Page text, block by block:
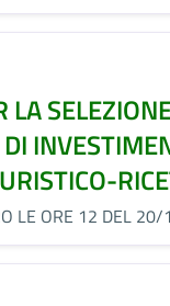
LA
LE ORE 12 DEL